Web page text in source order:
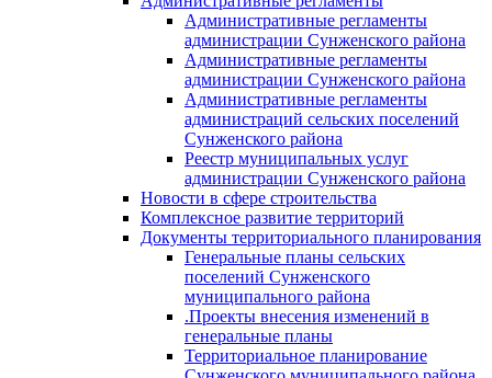
Административные регламенты
администрации Сунженского района
Административные регламенты
администрации Сунженского района
Административные регламенты
администраций сельских поселений
Сунженского района
Реестр муниципальных услуг
администрации Сунженского района
Новости в сфере строительства
Комплексное развитие территорий
Документы территориального планирования
Генеральные планы сельских
поселений Сунженского
муниципального района
.Проекты внесения изменений в
генеральные планы
Территориальное планирование